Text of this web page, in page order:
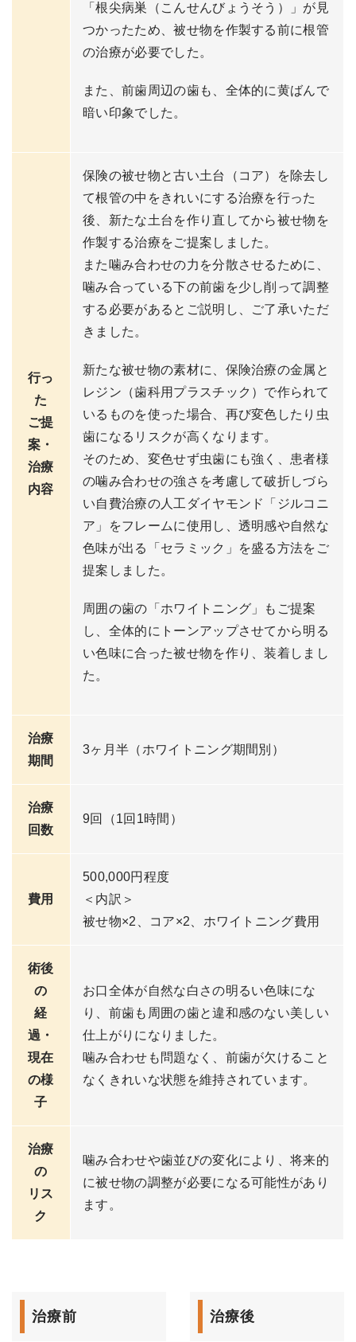
「根尖病巣（こんせんびょうそう）」が見
つかったため、被せ物を作製する前に根管
の治療が必要でした。
また、前歯周辺の歯も、全体的に黄ばんで
暗い印象でした。
行っ
た
ご提
案・
治療
内容
保険の被せ物と古い土台（コア）を除去し
て根管の中をきれいにする治療を行った
後、新たな土台を作り直してから被せ物を
作製する治療をご提案しました。
また噛み合わせの力を分散させるために、
噛み合っている下の前歯を少し削って調整
する必要があるとご説明し、ご了承いただ
きました。
新たな被せ物の素材に、保険治療の金属と
レジン（歯科用プラスチック）で作られて
いるものを使った場合、再び変色したり虫
歯になるリスクが高くなります。
そのため、変色せず虫歯にも強く、患者様
の噛み合わせの強さを考慮して破折しづら
い自費治療の人工ダイヤモンド「ジルコニ
ア」をフレームに使用し、透明感や自然な
色味が出る「セラミック」を盛る方法をご
提案しました。
周囲の歯の「ホワイトニング」もご提案
し、全体的にトーンアップさせてから明る
い色味に合った被せ物を作り、装着しまし
た。
治療
期間
3ヶ月半（ホワイトニング期間別）
治療
回数
9回（1回1時間）
費用
500,000円程度
＜内訳＞
被せ物×2、コア×2、ホワイトニング費用
術後
の
経
過・
現在
の様
子
お口全体が自然な白さの明るい色味にな
り、前歯も周囲の歯と違和感のない美しい
仕上がりになりました。
噛み合わせも問題なく、前歯が欠けること
なくきれいな状態を維持されています。
治療
の
リス
ク
噛み合わせや歯並びの変化により、将来的
に被せ物の調整が必要になる可能性があり
ます。
治療前 治療後